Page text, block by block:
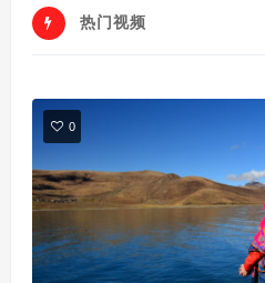
热门视频
0